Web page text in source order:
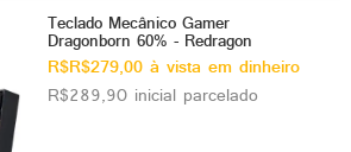
Teclado Mecânico Gamer
Dragonborn 60% - Redragon
R$R$279,00 à vista em dinheiro
R$289,90 inicial parcelado